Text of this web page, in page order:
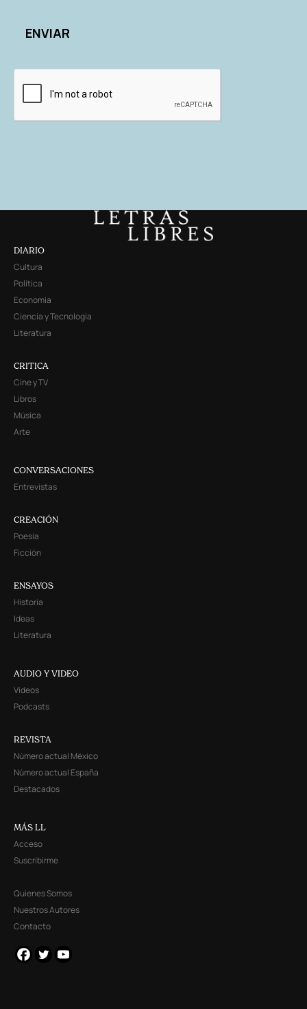
DIARIO
Cultura
Política
Economía
Ciencia y Tecnología
Literatura
CRITICA
Cine y TV
Libros
Música
Arte
CONVERSACIONES
Entrevistas
CREACIÓN
Poesía
Ficción
ENSAYOS
Historia
Ideas
Literatura
AUDIO Y VIDEO
Videos
Podcasts
REVISTA
Número actual México
Número actual España
Destacados
MÁS LL
Acceso
Suscribirme
Quienes Somos
Nuestros Autores
Contacto